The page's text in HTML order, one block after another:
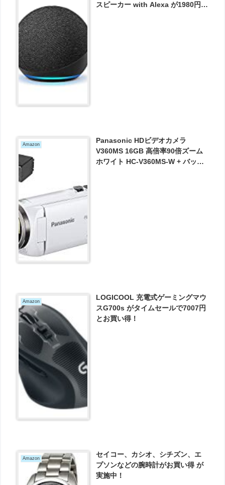
スピーカー with Alexa が1980円と
Amazon
Panasonic HDビデオカメラ
V360MS 16GB 高倍率90倍ズーム
ホワイト HC-V360MS-W + バッテ
Amazon
LOGICOOL 充電式ゲーミングマウ
スG700s がタイムセールで7007円
とお買い得！
Amazon
セイコー、カシオ、シチズン、エ
プソンなどの腕時計がお買い得 が
実施中！